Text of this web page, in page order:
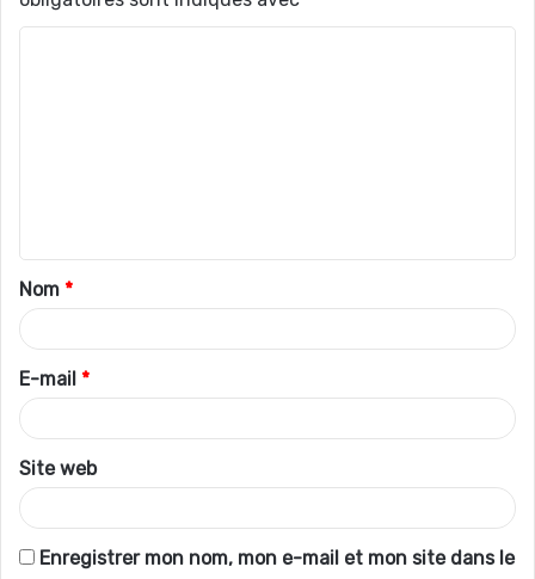
t
a
i
r
e
*
Nom *
E-mail *
Site web
Enregistrer mon nom, mon e-mail et mon site dans le